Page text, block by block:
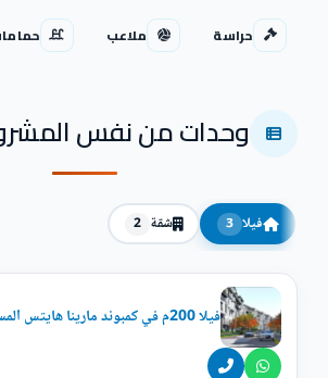
حراسة ملاعب
وحدات من نفس
فيلا 3 شقة 2
فيلا 200م في كمبوند مارينا هايتس المستقبل